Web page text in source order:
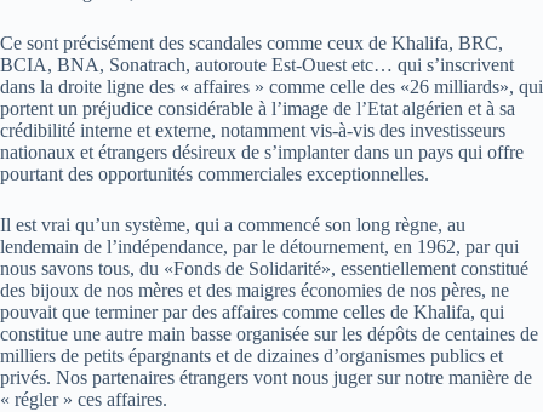
Ce sont précisément des scandales comme ceux de Khalifa, BRC,
BCIA, BNA, Sonatrach, autoroute Est-Ouest etc… qui s’inscrivent
dans la droite ligne des « affaires » comme celle des «26 milliards», qui
portent un préjudice considérable à l’image de l’Etat algérien et à sa
crédibilité interne et externe, notamment vis-à-vis des investisseurs
nationaux et étrangers désireux de s’implanter dans un pays qui offre
pourtant des opportunités commerciales exceptionnelles.
Il est vrai qu’un système, qui a commencé son long règne, au
lendemain de l’indépendance, par le détournement, en 1962, par qui
nous savons tous, du «Fonds de Solidarité», essentiellement constitué
des bijoux de nos mères et des maigres économies de nos pères, ne
pouvait que terminer par des affaires comme celles de Khalifa, qui
constitue une autre main basse organisée sur les dépôts de centaines de
milliers de petits épargnants et de dizaines d’organismes publics et
privés. Nos partenaires étrangers vont nous juger sur notre manière de
« régler » ces affaires.